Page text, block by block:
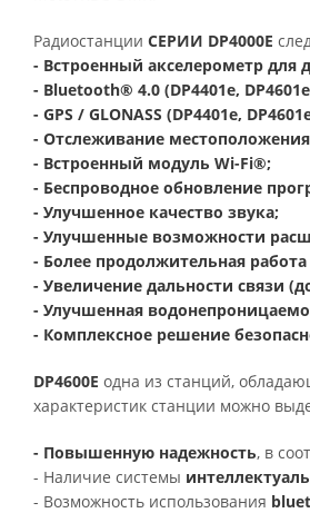
Радиостанции СЕРИИ DP4000E
- Встроенный акселерометр для
- Bluetooth® 4.0 (DP4401e,
- GPS / GLONASS (DP4401e,
- Отслеживание
- Встроенный модуль Wi-Fi®;
- Беспроводное обновление
- Улучшенное качество звука;
- Улучшенные возможности
- Более продолжительная
- Увеличение дальности связи
- Улучшенная
- Комплексное решение
DP4600E одна из станций,
характеристик станции можно
- Повышенную надежность, в
- Наличие системы
- Возможность использования